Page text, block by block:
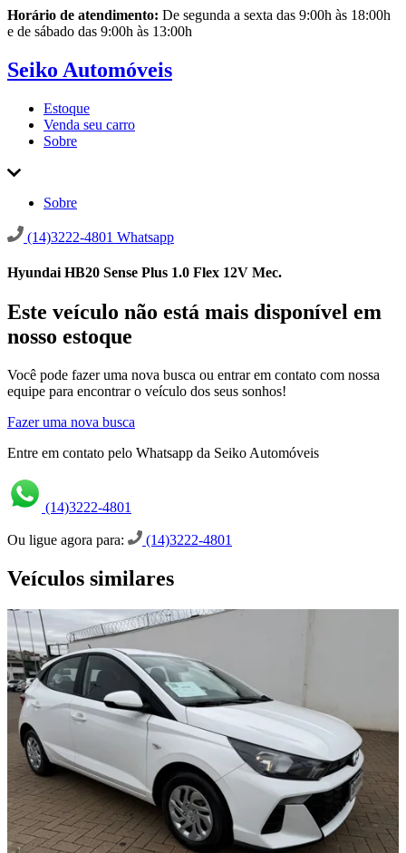
Horário de atendimento: De segunda a sexta das 9:00h às 18:00h
e de sábado das 9:00h às 13:00h
Seiko Automóveis
Estoque
Venda seu carro
Sobre
Sobre
(14)3222-4801 Whatsapp
Hyundai HB20 Sense Plus 1.0 Flex 12V Mec.
Este veículo não está mais disponível em
nosso estoque
Você pode fazer uma nova busca ou entrar em contato com nossa
equipe para encontrar o veículo dos seus sonhos!
Fazer uma nova busca
Entre em contato pelo Whatsapp da Seiko Automóveis
(14)3222-4801
Ou ligue agora para: (14)3222-4801
Veículos similares